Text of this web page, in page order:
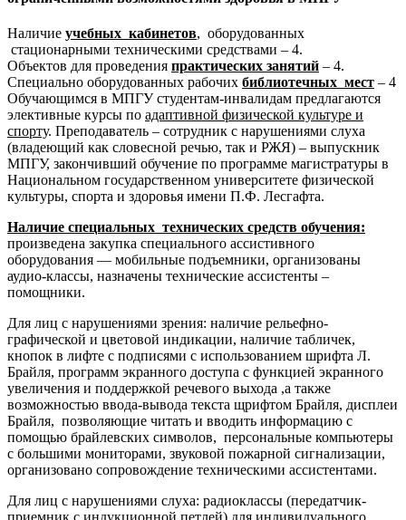
Наличие учебных кабинетов, оборудованных
стационарными техническими средствами – 4.
Объектов для проведения практических занятий – 4.
Специально оборудованных рабочих библиотечных мест – 4
Обучающимся в МПГУ студентам-инвалидам предлагаются
элективные курсы по адаптивной физической культуре и
спорту. Преподаватель – сотрудник с нарушениями слуха
(владеющий как словесной речью, так и РЖЯ) – выпускник
МПГУ, закончивший обучение по программе магистратуры в
Национальном государственном университете физической
культуры, спорта и здоровья имени П.Ф. Лесгафта.
Наличие специальных технических средств обучения:
произведена закупка специального ассистивного
оборудования — мобильные подъемники, организованы
аудио-классы, назначены технические ассистенты –
помощники.
Для лиц с нарушениями зрения: наличие рельефно-
графической и цветовой индикации, наличие табличек,
кнопок в лифте с подписями с использованием шрифта Л.
Брайля, программ экранного доступа с функцией экранного
увеличения и поддержкой речевого выхода ,а также
возможностью ввода-вывода текста щрифтом Брайля, дисплеи
Брайля, позволяющие читать и вводить информацию с
помощью брайлевских символов, персональные компьютеры
с большими мониторами, звуковой пожарной сигнализации,
организовано сопровождение техническими ассистентами.
Для лиц с нарушениями слуха: радиоклассы (передатчик-